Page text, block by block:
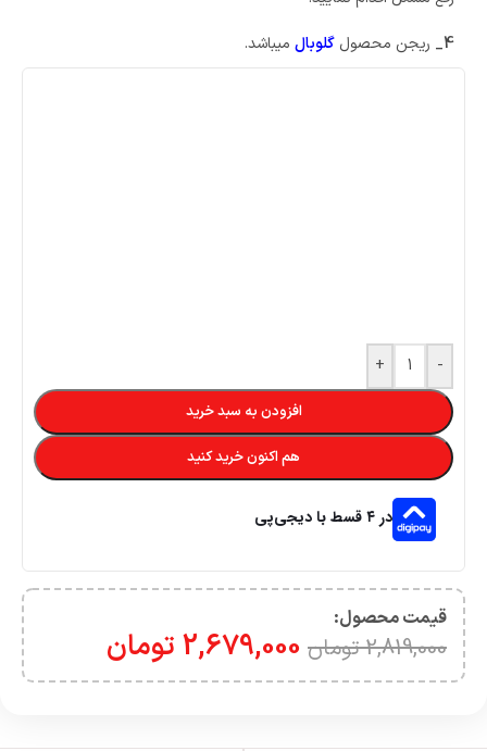
4_
ریجن محصول گلوبال میباشد.
-
+
افزودن به سبد خرید
هم اکنون خرید کنید
در ۴ قسط با دیجی‌پی
قیمت محصول:​
2,819,000 تومان 2,679,000 تومان